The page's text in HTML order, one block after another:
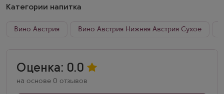
компанией, основанной доктором Ленцем Мозером III -
знаменитую систему высокоштамбовых виноградников
Мальтийского ордена и монастыря Зигендорф. Входит в
группу VOG (3000 поставщиков), выпускает 17 млн бутыл в
Категории напитка
Вино Австрия Вино Австрия Нижняя Австрия Сухое
Оценка: 0.0
на основе 0 отзывов